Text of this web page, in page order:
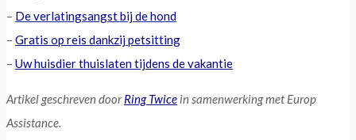
– De verlatingsangst bij de hond
– Gratis op reis dankzij petsitting
– Uw huisdier thuislaten tijdens de vakantie
Artikel geschreven doorRing Twice in samenwerking met Europ
Assistance.